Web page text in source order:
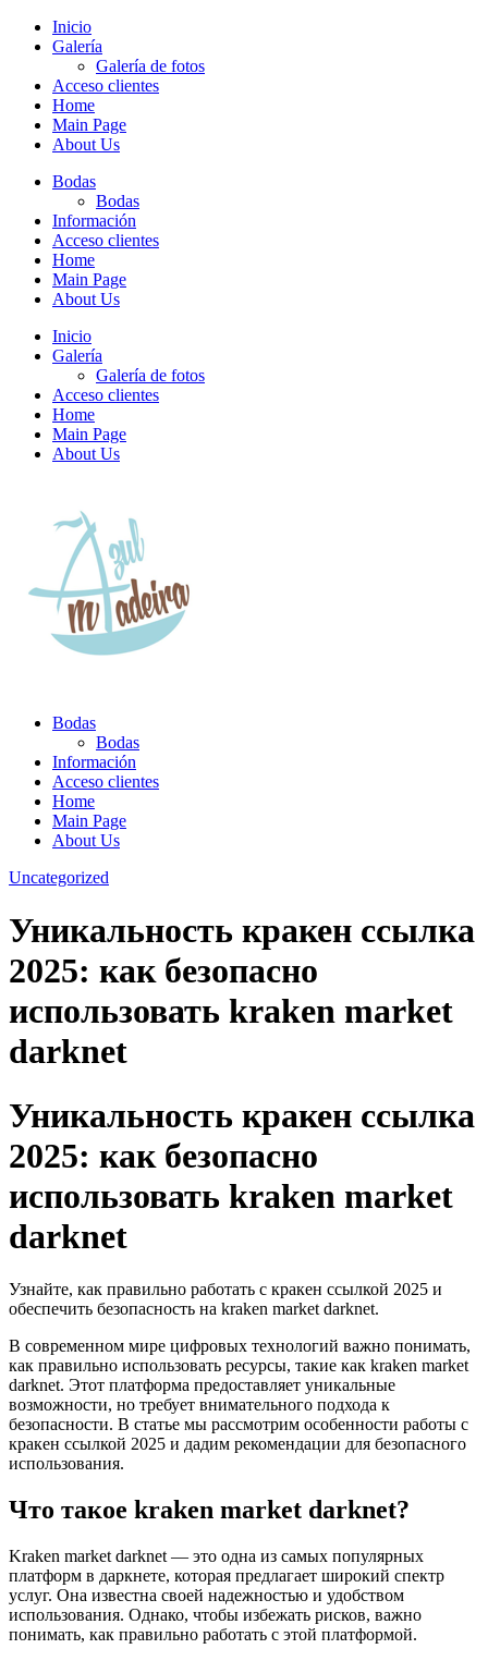
Inicio
Galería
Galería de fotos
Acceso clientes
Home
Main Page
About Us
Bodas
Bodas
Información
Acceso clientes
Home
Main Page
About Us
Inicio
Galería
Galería de fotos
Acceso clientes
Home
Main Page
About Us
Bodas
Bodas
Información
Acceso clientes
Home
Main Page
About Us
Uncategorized
Уникальность кракен ссылка
2025: как безопасно
использовать kraken market
darknet
Уникальность кракен ссылка
2025: как безопасно
использовать kraken market
darknet
Узнайте, как правильно работать с кракен ссылкой 2025 и
обеспечить безопасность на kraken market darknet.
В современном мире цифровых технологий важно понимать,
как правильно использовать ресурсы, такие как kraken market
darknet. Этот платформа предоставляет уникальные
возможности, но требует внимательного подхода к
безопасности. В статье мы рассмотрим особенности работы с
кракен ссылкой 2025 и дадим рекомендации для безопасного
использования.
Что такое kraken market darknet?
Kraken market darknet — это одна из самых популярных
платформ в даркнете, которая предлагает широкий спектр
услуг. Она известна своей надежностью и удобством
использования. Однако, чтобы избежать рисков, важно
понимать, как правильно работать с этой платформой.